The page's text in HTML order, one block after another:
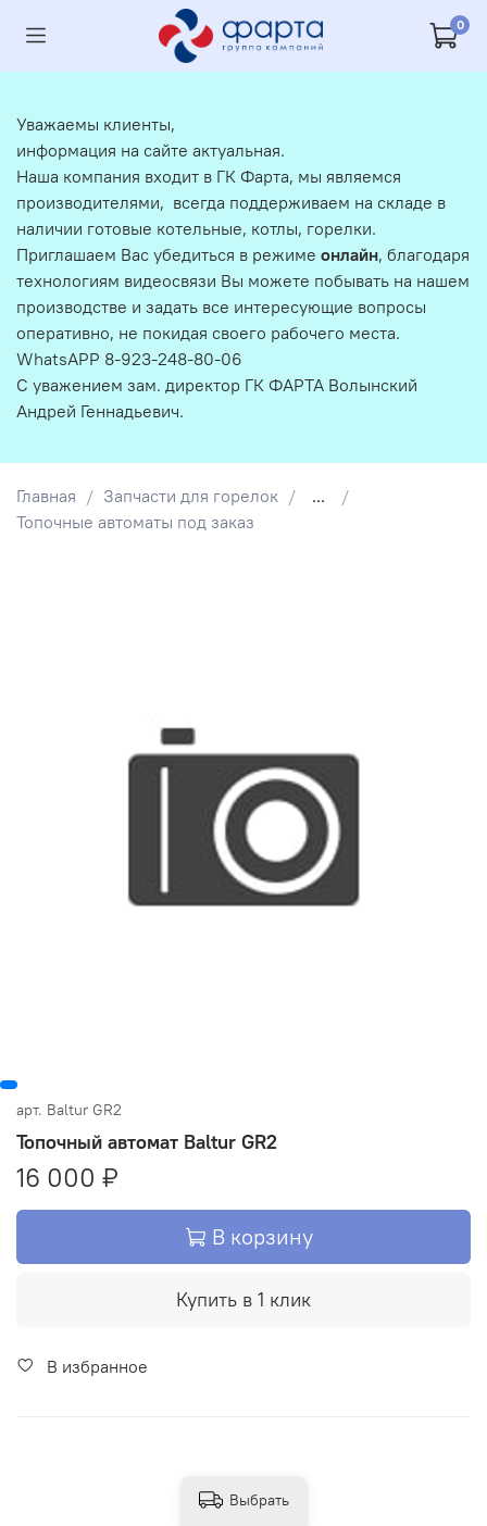
0
Главная Запчасти для горелок
...
Топочные автоматы под заказ
арт. Baltur GR2
Топочный автомат Baltur GR2
16 000 ₽
В корзину
Купить в 1 клик
В избранное
Выбрать
Уважаемы клиенты,
информация на сайте актуальная.
Наша компания входит в ГК Фарта, мы являемся
производителями, всегда поддерживаем на складе в
наличии готовые котельные, котлы, горелки.
Приглашаем Вас убедиться в режиме онлайн, благодаря
технологиям видеосвязи Вы можете побывать на нашем
производстве и задать все интересующие вопросы
оперативно, не покидая своего рабочего места.
WhatsAPP 8-923-248-80-06
С уважением зам. директор ГК ФАРТА Волынский
Андрей Геннадьевич.